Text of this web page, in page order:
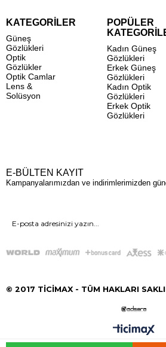
KATEGORİLER
Güneş
Gözlükleri
Optik
Gözlükler
Optik Camlar
Lens &
Solüsyon
POPÜLER
Kadın Güneş
Gözlükleri
Erkek Güneş
Gözlükleri
Kadın Optik
Gözlükleri
Erkek Optik
Gözlükleri
E-BÜLTEN KAYIT
Kampanyalarımızdan ve indirimlerimizden
GÖNDER
© 2017 TİCİMAX - TÜM HAKLARI